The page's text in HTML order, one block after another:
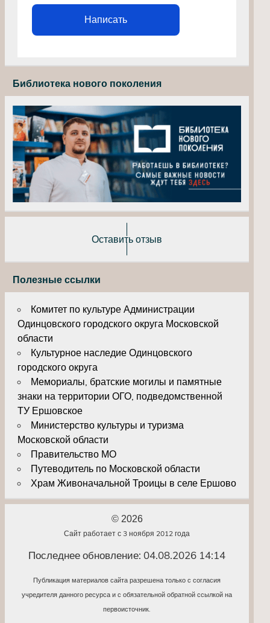
Написать
Библиотека нового поколения
Оставить отзыв
Полезные ссылки
Комитет по культуре Администрации
Одинцовского городского округа Московской
области
Культурное наследие Одинцовского
городского округа
Мемориалы, братские могилы и памятные
знаки на территории ОГО, подведомственной
ТУ Ершовское
Министерство культуры и туризма
Московской области
Правительство МО
Путеводитель по Московской области
Храм Живоначальной Троицы в селе Ершово
© 2026
Сайт работает с 3 ноября 2012 года
Последнее обновление: 04.08.2026 14:14
Публикация материалов сайта разрешена только с согласия
учредителя данного ресурса и с обязательной обратной ссылкой на
первоисточник.